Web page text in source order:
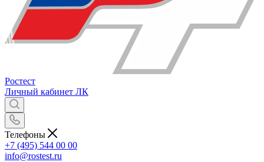
Ростест
Личный кабинет ЛК
Телефоны
+7 (495) 544 00 00
info@rostest.ru